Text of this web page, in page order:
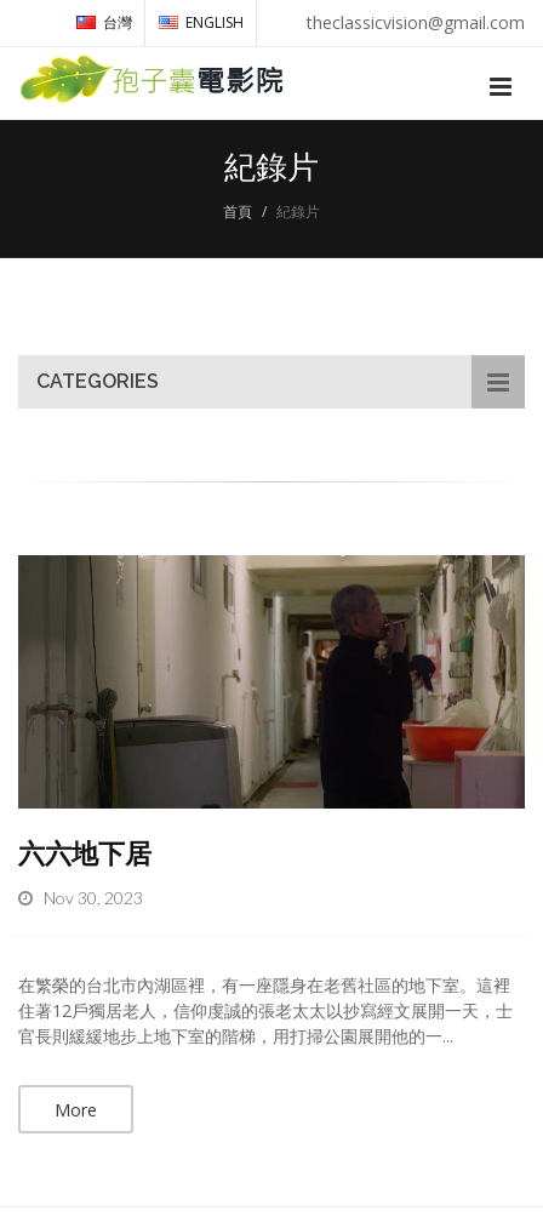
theclassicvision@gmail.com
台灣 ENGLISH
紀錄片
首頁 紀錄片
CATEGORIES
六六地下居
Nov 30, 2023
在繁榮的台北市內湖區裡，有一座隱身在老舊社區的地下室。這裡
住著12戶獨居老人，信仰虔誠的張老太太以抄寫經文展開一天，士
官長則緩緩地步上地下室的階梯，用打掃公園展開他的一...
More